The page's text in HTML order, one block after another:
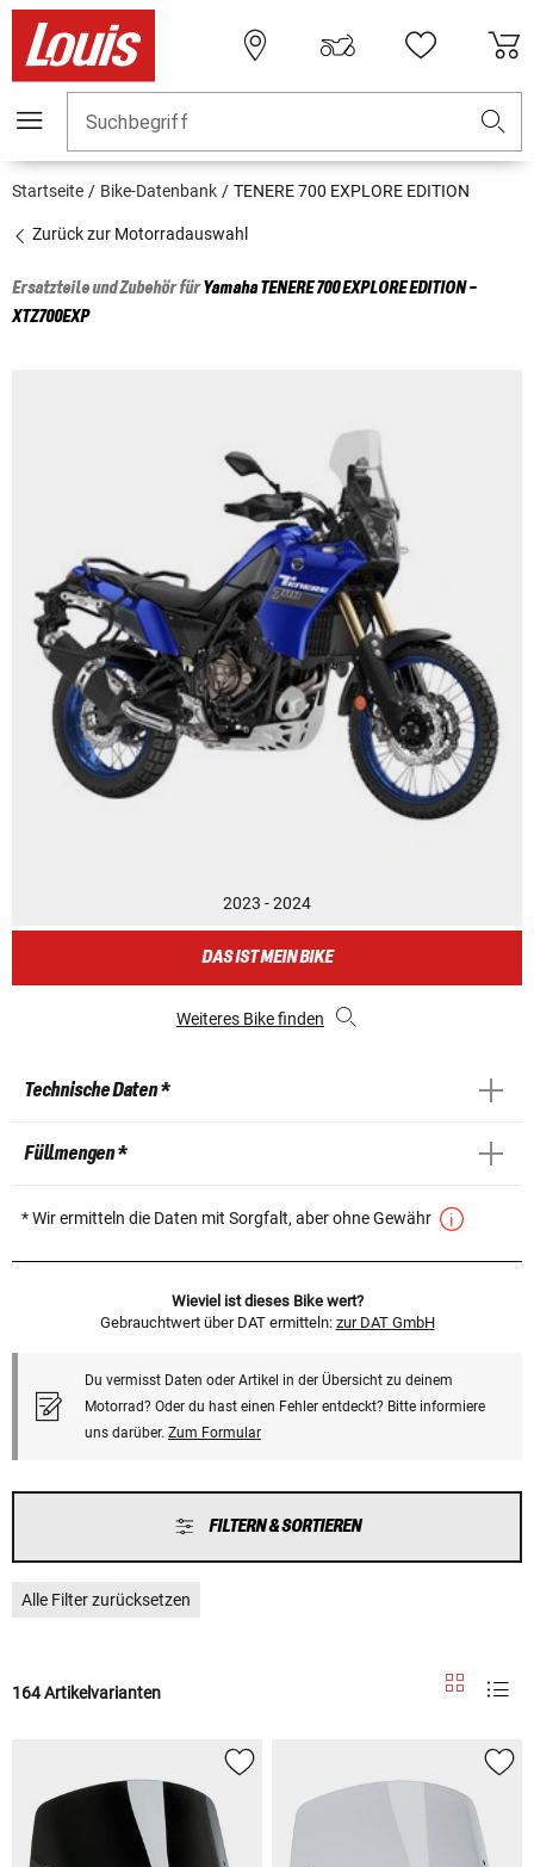
Suchbegriff
Startseite Bike-Datenbank TENERE 700 EXPLORE EDITION
Zurück zur Motorradauswahl
Ersatzteile und Zubehör fürYamahaTENERE 700 EXPLORE EDITION -
XTZ700EXP
2023 - 2024
DAS IST MEIN BIKE
Weiteres Bike finden
Technische Daten *
Füllmengen *
* Wir ermitteln die Daten mit Sorgfalt, aber ohne Gewähr
Wieviel ist dieses Bike wert?
Gebrauchtwert über DAT ermitteln: zur DAT GmbH
Du vermisst Daten oder Artikel in der Übersicht zu deinem
Motorrad? Oder du hast einen Fehler entdeckt? Bitte informiere
uns darüber. Zum Formular
FILTERN & SORTIEREN
Alle Filter zurücksetzen
164 Artikelvarianten